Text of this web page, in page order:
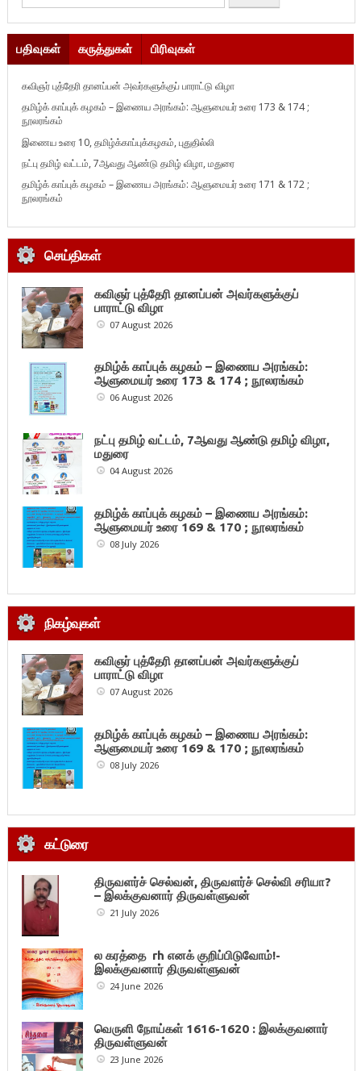
பதிவுகள் கருத்துகள் பிரிவுகள்
கவிஞர் புத்தேரி தானப்பன் அவர்களுக்குப் பாராட்டு விழா
தமிழ்க் காப்புக் கழகம் – இணைய அரங்கம்: ஆளுமையர் உரை 173 & 174 ;
நூலரங்கம்
இணைய உரை 10, தமிழ்க்காப்புக்கழகம், புதுதில்லி
நட்பு தமிழ் வட்டம், 7ஆவது ஆண்டு தமிழ் விழா, மதுரை
தமிழ்க் காப்புக் கழகம் – இணைய அரங்கம்: ஆளுமையர் உரை 171 & 172 ;
நூலரங்கம்
செய்திகள்
கவிஞர் புத்தேரி தானப்பன் அவர்களுக்குப்
பாராட்டு விழா
07 August 2026
தமிழ்க் காப்புக் கழகம் – இணைய அரங்கம்:
ஆளுமையர் உரை 173 & 174 ; நூலரங்கம்
06 August 2026
நட்பு தமிழ் வட்டம், 7ஆவது ஆண்டு தமிழ் விழா,
மதுரை
04 August 2026
தமிழ்க் காப்புக் கழகம் – இணைய அரங்கம்:
ஆளுமையர் உரை 169 & 170 ; நூலரங்கம்
08 July 2026
நிகழ்வுகள்
கவிஞர் புத்தேரி தானப்பன் அவர்களுக்குப்
பாராட்டு விழா
07 August 2026
தமிழ்க் காப்புக் கழகம் – இணைய அரங்கம்:
ஆளுமையர் உரை 169 & 170 ; நூலரங்கம்
08 July 2026
கட்டுரை
திருவளர்ச் செல்வன், திருவளர்ச் செல்வி சரியா?
– இலக்குவனார் திருவள்ளுவன்
21 July 2026
ல கரத்தை rh எனக் குறிப்பிடுவோம்!-
இலக்குவனார் திருவள்ளுவன்
24 June 2026
வெருளி நோய்கள் 1616-1620 : இலக்குவனார்
திருவள்ளுவன்
23 June 2026